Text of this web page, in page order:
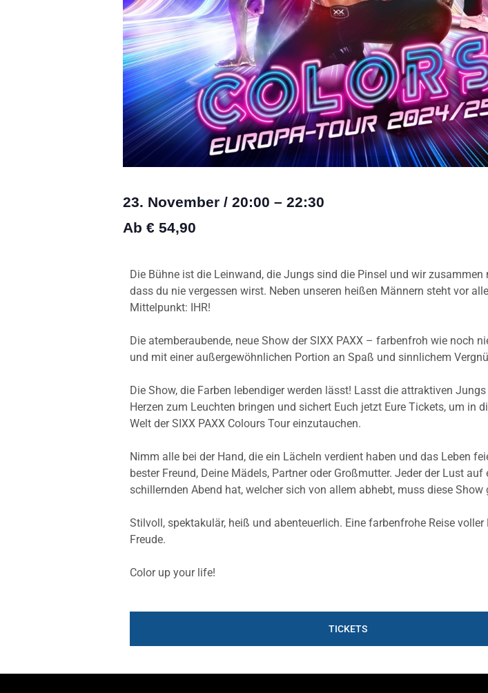
23. November / 20:00 – 22:30
Ab € 54,90
Die Bühne ist die Leinwand, die Jungs sind die Pinsel und wir zusammen
dass du nie vergessen wirst. Neben unseren heißen Männern steht vor
Mittelpunkt: IHR!
Die atemberaubende, neue Show der SIXX PAXX – farbenfroh wie noch
und mit einer außergewöhnlichen Portion an Spaß und sinnlichem
Die Show, die Farben lebendiger werden lässt! Lasst die attraktiven Jungs
Herzen zum Leuchten bringen und sichert Euch jetzt Eure Tickets, um in
Welt der SIXX PAXX Colours Tour einzutauchen.
Nimm alle bei der Hand, die ein Lächeln verdient haben und das Leben
bester Freund, Deine Mädels, Partner oder Großmutter. Jeder der Lust auf
schillernden Abend hat, welcher sich von allem abhebt, muss diese Show
Stilvoll, spektakulär, heiß und abenteuerlich. Eine farbenfrohe Reise voller
Freude.
Color up your life!
TICKETS